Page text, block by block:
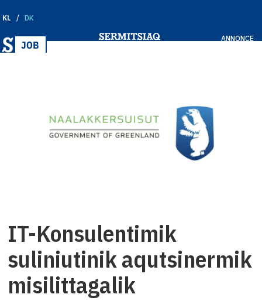
KL DK
ANNONCE
IT-Konsulentimik
suliniutinik aqutsinermik
misilittagalik